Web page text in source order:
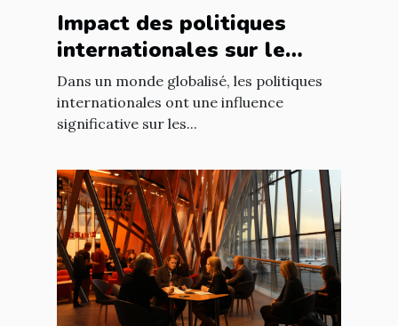
Impact des politiques
internationales sur le
marché immobilier
français
Dans un monde globalisé, les politiques
internationales ont une influence
significative sur les...